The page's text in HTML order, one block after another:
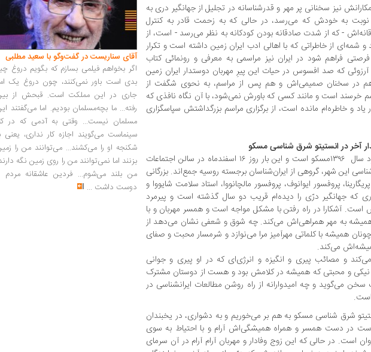
نیز سخنانی پر مهر و قدرشناسانه در تجلیل از جهانگیر دری به
نوبت به خودش که می‌رسد، در حالی که به زحمت قادر به کنترل
- که از شدت صادقانه بودن کودکانه به نظر می‌رسد - است، از
شمه‌ای از خاطراتی که با اهالی ادب ایران زمین داشته است و تکرار
فراهم شود در ایران نیز مراسمی به معرفی و رونمائی کتاب
که صد افسوس در حیات این پیرِ مهربان دوستدار ایران زمین
در سخنان صمیمی‌اش و هم پس از مراسم، به نحوی شگفت از
خرسند است و مانند کسی که باورش نمی‌شود، با آن نگاه نافذی که
و خاطره‌ام مانده است، از برگزاری مراسم بزرگداشتش سپاسگزاری
آخر در انستیتو شرق شناسی مسکو
باز زمستان سرد سال ۱۳۹۶مسکو است و این بار روز ۱۶ اسفندماه در سالن اجتماعات
این شهر، گروهی از ایران‌شناسان برجسته روسیه جمع‌اند. بزرگانی
پروفسور ایوانوف، پروفسور مالچانووا، استاد سلامت شایووا و
که جهانگیر درّی را دیده‌ام قریب دو سال گذشته است و پیرمرد
است. آشکارا در راه رفتن با مشکل مواجه است و همسر مهربان و با
به مهر همراهی‌اش می‌کند. چه شوق و شعفی نشان می‌دهد از
چونان همیشه با کلماتی مهرآمیز مرا می‌نوازد و شرمسار محبت و صفای
می‌کند.
و مصائب پیری و انگیزه و انرژی‌ای که در او پیری و جوانی
نیکی و محبتی که همیشه در کلامش بود و هست از دوستان مشترک
می‌گوید و چه امیدوارانه از راه روشن مطالعات ایرانشناسی در
شرق شناسی مسکو به هم بر می‌خوریم و به دشواری، در یخبندان
در دست همسر و همراه همیشگی‌اش آرام و با احتیاط به سوی
است. در حالی که این زوج وفادار و مهربان آرام آرام در آن سرمای
آقای سناریست در گفت‌وگو با سعید مطلبی
اگر بخواهم فیلمی بسازم که بگویم دروغ
بدی است باور نمی‌کنند، چون دروغ یک
جاری در این مملکت است. قبحش از
رفته... ما بچه‌مسلمان بودیم. اما می‌گفتند
مسلمان نیست... وقتی به آدمی که در
سینماست می‌گویند اجازه کار نداری، یعنی
شکنجه او را می‌کشند... می‌توانند من را
بزنند اما نمی‌توانند من را روی زمین نگه
من بلند می‌شوم... فردین عاشقانه مردم
دوست داشت ...